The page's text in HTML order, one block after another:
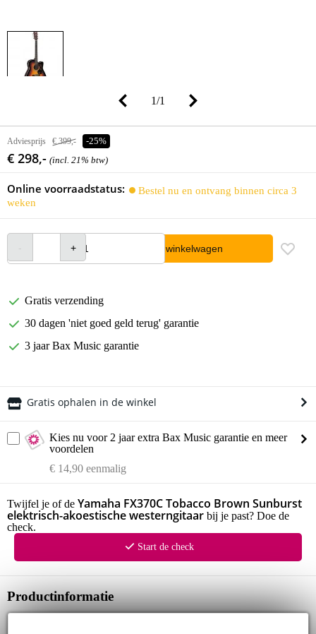
1/1
Adviesprijs € 399,- -25%
€ 298,- (incl. 21% btw)
Online voorraadstatus:
Bestel nu en ontvang binnen circa 3
weken
In winkelwagen
Gratis verzending
30 dagen 'niet goed geld terug' garantie
3 jaar Bax Music garantie
Gratis ophalen in de winkel
Kies nu voor 2 jaar extra Bax Music garantie en meer
voordelen
€ 14,90 eenmalig
Twijfel je of de Yamaha FX370C Tobacco Brown Sunburst
elektrisch-akoestische westerngitaar bij je past? Doe de
check.
Start de check
Productinformatie